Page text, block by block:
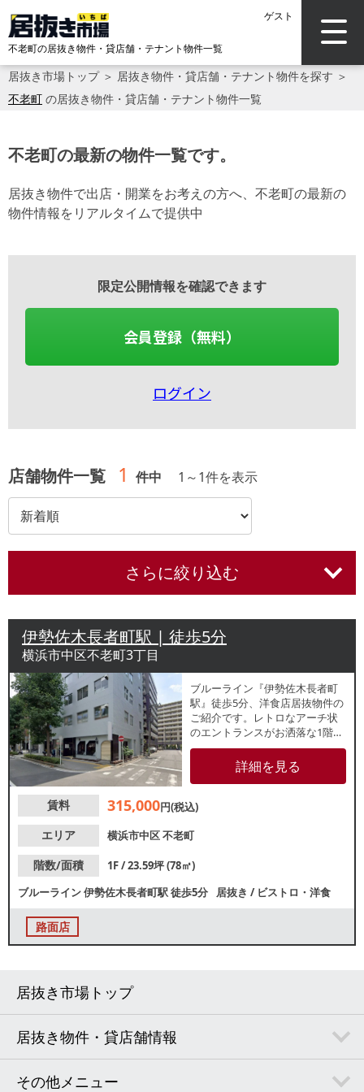
ゲスト
不老町の居抜き物件・貸店舗・テナント物件一覧
居抜き市場トップ＞ 居抜き物件・貸店舗・テナント物件を探す ＞
不老町 の居抜き物件・貸店舗・テナント物件一覧
不老町の最新の物件一覧です。
居抜き物件で出店・開業をお考えの方へ、不老町の最新の
物件情報をリアルタイムで提供中
限定公開情報を確認できます
会員登録（無料）
ログイン
店舗物件一覧 1 件中 1 ～1件を表示
さらに絞り込む
伊勢佐木長者町駅 | 徒歩5分
横浜市中区不老町3丁目
ブルーライン『伊勢佐木長者町
駅』徒歩5分、洋食店居抜物件の
ご紹介です。レトロなアーチ状
のエントランスがお洒落な1階路
面店！目の前には2024年4月に開
業した多目的アリーナ「横浜
BUNTAI」があり、スポーツイベ
できます。諸条件等、お気軽に
詳細を見る
賃料 315,000円(税込)
エリア
横浜市中区不老町
階数/面積
1F / 23.59坪 (78㎡)
ブルーライン伊勢佐木長者町駅徒歩5分 居抜き / ビストロ・洋食
路面店
居抜き市場トップ
居抜き物件・貸店舗情報
その他メニュー